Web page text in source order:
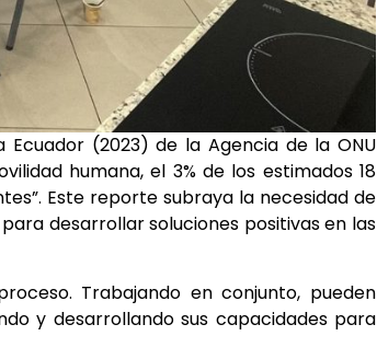
(2023) de la Agencia de la ONU
humana, el 3% de los estimados 18
Este reporte subraya la necesidad de
desarrollar soluciones positivas en las
Trabajando en conjunto, pueden
y desarrollando sus capacidades para